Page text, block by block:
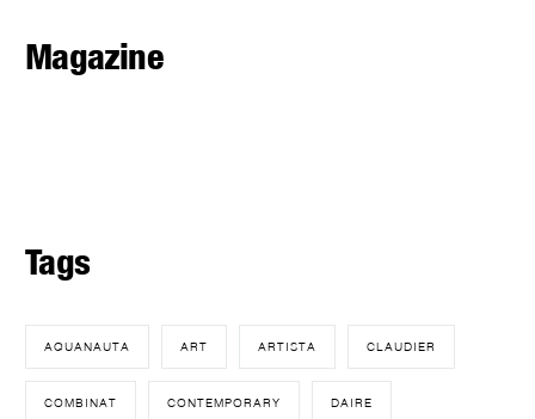
Magazine
Tags
AQUANAUTA ART ARTISTA CLAUDIER
COMBINAT CONTEMPORARY DAIRE